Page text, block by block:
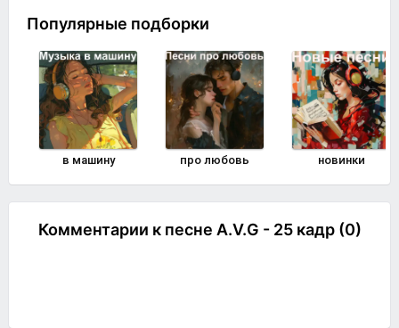
Популярные подборки
в машину про любовь новинки
Комментарии к песне A.V.G - 25 кадр (0)